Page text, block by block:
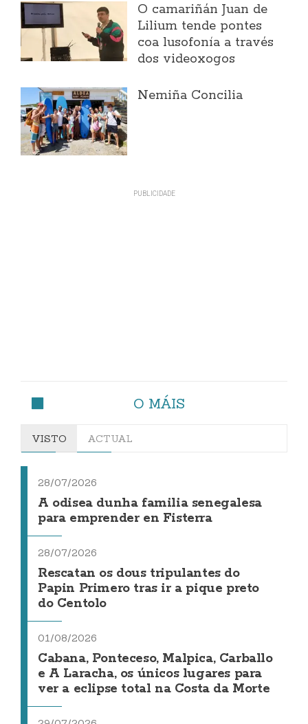
O camariñán Juan de
Lilium tende pontes
coa lusofonía a través
dos videoxogos
Nemiña Concilia
O MÁIS
VISTO ACTUAL
28/07/2026
A odisea dunha familia senegalesa
para emprender en Fisterra
28/07/2026
Rescatan os dous tripulantes do
Papin Primero tras ir a pique preto
do Centolo
01/08/2026
Cabana, Ponteceso, Malpica, Carballo
e A Laracha, os únicos lugares para
ver a eclipse total na Costa da Morte